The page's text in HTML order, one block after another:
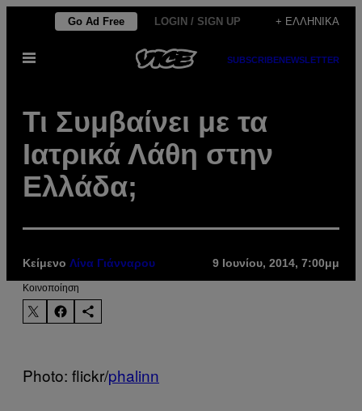
Μετάβαση
περιεχόμενο
Go Ad Free LOGIN / SIGN UP + ΕΛΛΗΝΙΚΆ
Ανοίξτε
SUBSCRIBENEWSLETTER
Τι Συμβαίνει με τα
Ιατρικά Λάθη στην
Ελλάδα;
Κείμενο Λίνα Γιάνναρου 9 Ιουνίου, 2014, 7:00μμ
Kοινοποίηση
Photo: flickr/phalinn